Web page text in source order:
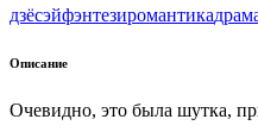
дзёсэйфэнтезиромантика
Описание
Очевидно, это была шутка,